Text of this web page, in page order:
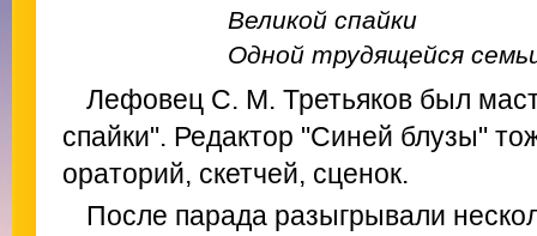
Великой спайки
Одной трудящейся
Лефовец С. М. Третьяков был
спайки". Редактор "Синей блузы"
ораторий, скетчей, сценок.
После парада разыгрывали